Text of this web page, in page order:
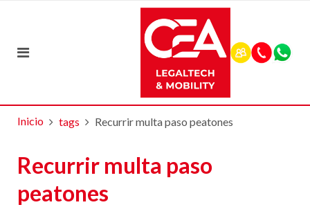
Inicio tags Recurrir multa paso peatones
Recurrir multa paso
peatones